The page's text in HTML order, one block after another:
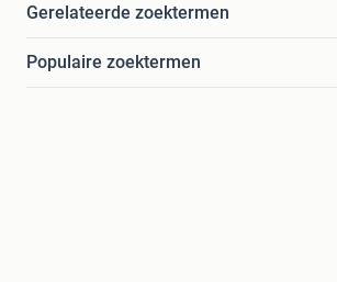
Gerelateerde zoektermen
Populaire zoektermen